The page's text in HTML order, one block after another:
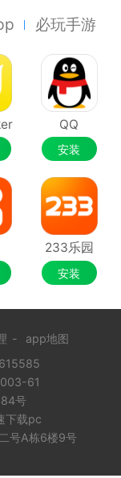
必玩手游
QQ
安装
233乐园
安装
-
app地图
61
号
下载pc
号A栋6楼9号